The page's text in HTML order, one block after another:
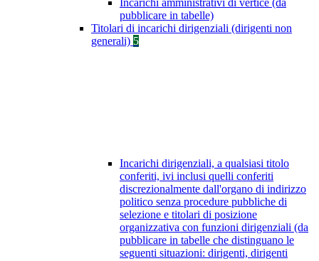
Incarichi amministrativi di vertice (da
pubblicare in tabelle)
Titolari di incarichi dirigenziali (dirigenti non
generali) 5
Incarichi dirigenziali, a qualsiasi titolo
conferiti, ivi inclusi quelli conferiti
discrezionalmente dall'organo di indirizzo
politico senza procedure pubbliche di
selezione e titolari di posizione
organizzativa con funzioni dirigenziali (da
pubblicare in tabelle che distinguano le
seguenti situazioni: dirigenti, dirigenti